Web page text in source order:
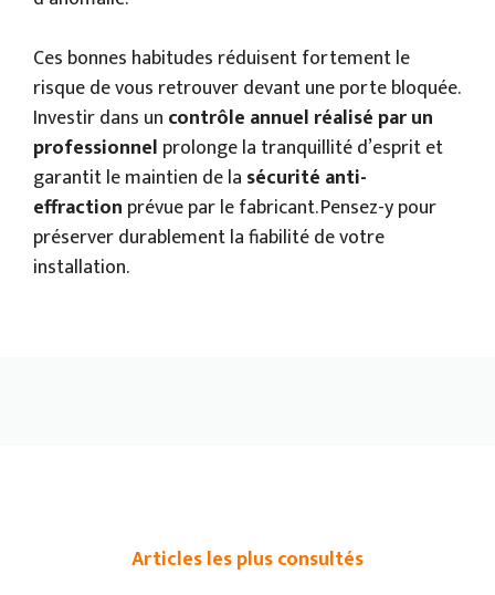
Ces bonnes habitudes réduisent fortement le
risque de vous retrouver devant une porte bloquée.
Investir dans un contrôle annuel réalisé par un
professionnel prolonge la tranquillité d’esprit et
garantit le maintien de la sécurité anti-
effraction prévue par le fabricant. Pensez-y pour
préserver durablement la fiabilité de votre
installation.
Articles les plus consultés